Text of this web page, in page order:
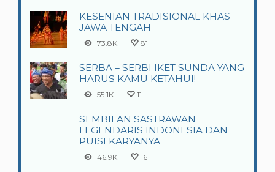
KESENIAN TRADISIONAL KHAS
JAWA TENGAH
73.8K 81
SERBA – SERBI IKET SUNDA YANG
HARUS KAMU KETAHUI!
55.1K 11
SEMBILAN SASTRAWAN
LEGENDARIS INDONESIA DAN
PUISI KARYANYA
46.9K 16